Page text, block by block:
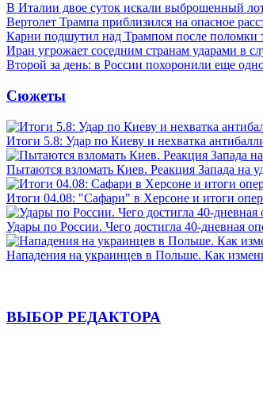
В Италии двое суток искали выброшенный
Вертолет Трампа приблизился на опасное
Карни подшутил над Трампом после поломки
Иран угрожает соседним странам ударами
Второй за день: в России похоронили еще
Сюжеты
Итоги 5.8: Удар по Киеву и нехватка
Пытаются взломать Киев. Реакция Запада на
Итоги 04.08: "Сафари" в Херсоне и итоги
Удары по России. Чего достигла 40-дневная
Нападения на украинцев в Польше. Как
ВЫБОР РЕДАКТОРА